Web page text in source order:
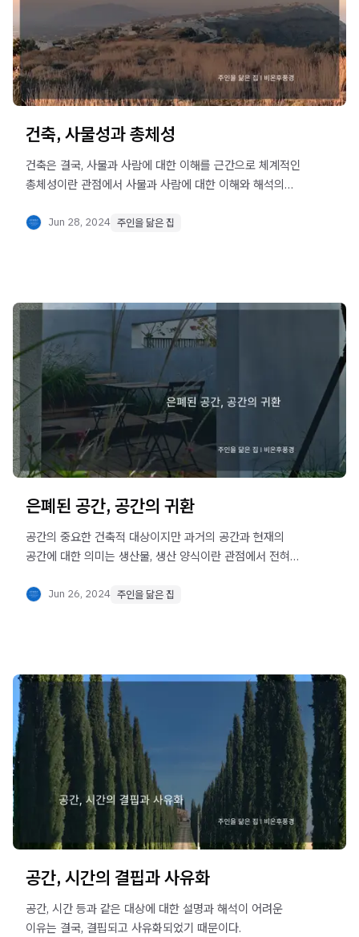
건축, 사물성과 총체성
건축은 결국, 사물과 사람에 대한 이해를 근간으로 체계적인
총체성이란 관점에서 사물과 사람에 대한 이해와 해석의
Jun 28, 2024 주인을 닮은 집
은폐된 공간, 공간의 귀환
공간의 중요한 건축적 대상이지만 과거의 공간과 현재의
공간에 대한 의미는 생산물, 생산 양식이란 관점에서 전혀
Jun 26, 2024 주인을 닮은 집
공간, 시간의 결핍과 사유화
공간, 시간 등과 같은 대상에 대한 설명과 해석이 어려운
이유는 결국, 결핍되고 사유화되었기 때문이다.